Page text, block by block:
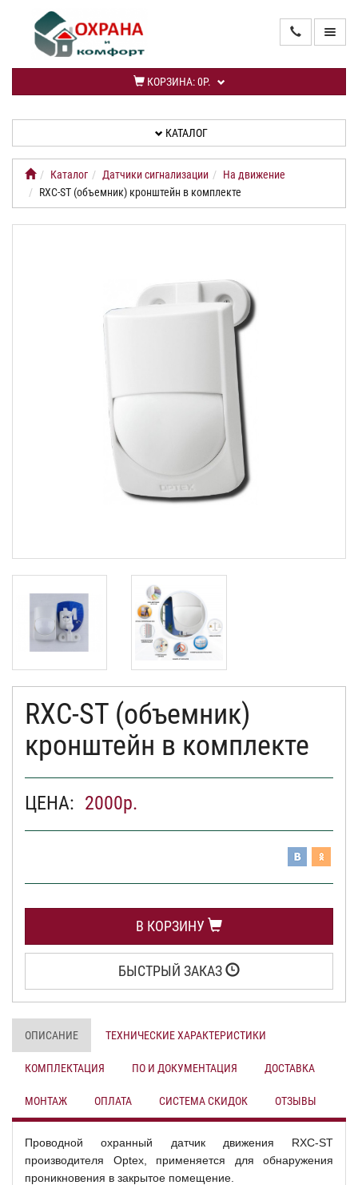
КОРЗИНА:0Р.
ГЛАВНАЯ
ИНФОРМАЦИЯ
КАТАЛОГ
Каталог Датчики сигнализации
На движение
RXC-ST (объемник) кронштейн в комплекте
RXC-ST (объемник)
кронштейн в комплекте
ЦЕНА: 2000р.
В КОРЗИНУ
БЫСТРЫЙ ЗАКАЗ
ОПИСАНИЕ ТЕХНИЧЕСКИЕ ХАРАКТЕРИСТИКИ
КОМПЛЕКТАЦИЯ ПО И ДОКУМЕНТАЦИЯ ДОСТАВКА
МОНТАЖ ОПЛАТА СИСТЕМА СКИДОК ОТЗЫВЫ
Проводной охранный датчик движения RXC-ST
производителя Optex, применяется для обнаружения
проникновения в закрытое помещение.